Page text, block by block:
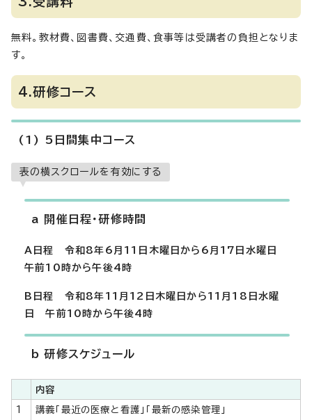
無料。教材費、図書費、交通費、食事等は受講者の負担となりま
す。
4.研修コース
(1) 5日間集中コース
表の横スクロールを有効にする
a 開催日程・研修時間
A日程 令和8年6月11日木曜日から6月17日水曜日
午前10時から午後4時
B日程 令和8年11月12日木曜日から11月18日水曜
日 午前10時から午後4時
b 研修スケジュール
内容
1
講義「最近の医療と看護」「最新の感染管理」